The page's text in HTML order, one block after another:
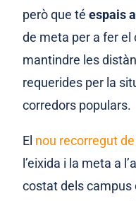
però que téespais
de meta per a fer el
mantindre les
requerides per la
corredors populars.
El nou recorregut
l’eixida i la meta a
costat dels campus